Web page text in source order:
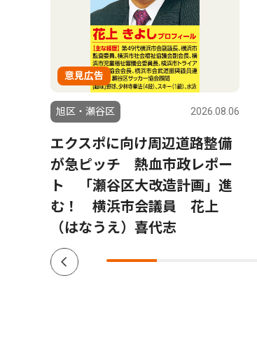
意見広告
旭区・瀬谷区 2026.08.06
エクスポに向け周辺道路整備
が急ピッチ 熱血市政レポー
ト 「瀬谷区大改造計画」進
む！ 横浜市会議員 花上
（はなうえ）喜代志